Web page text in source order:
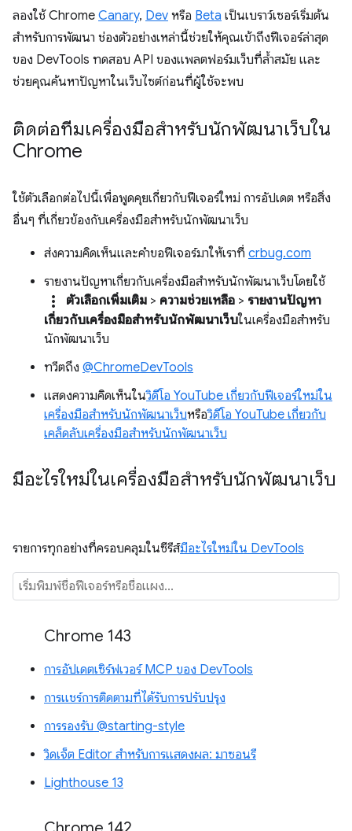
ลองใช้ Chrome Canary, Dev หรือ Beta เป็นเบราว์เซอร์เริ่มต้น
สำหรับการพัฒนา ช่องตัวอย่างเหล่านี้ช่วยให้คุณเข้าถึงฟีเจอร์ล่าสุด
ของ DevTools ทดสอบ API ของแพลตฟอร์มเว็บที่ล้ำสมัย และ
ช่วยคุณค้นหาปัญหาในเว็บไซต์ก่อนที่ผู้ใช้จะพบ
ติดต่อทีมเครื่องมือสำหรับนักพัฒนาเว็บใน
Chrome
ใช้ตัวเลือกต่อไปนี้เพื่อพูดคุยเกี่ยวกับฟีเจอร์ใหม่ การอัปเดต หรือสิ่ง
อื่นๆ ที่เกี่ยวข้องกับเครื่องมือสำหรับนักพัฒนาเว็บ
ส่งความคิดเห็นและคำขอฟีเจอร์มาให้เราที่ crbug.com
รายงานปัญหาเกี่ยวกับเครื่องมือสำหรับนักพัฒนาเว็บโดยใช้
more_vert ตัวเลือกเพิ่มเติม > ความช่วยเหลือ > รายงานปัญหา
เกี่ยวกับเครื่องมือสำหรับนักพัฒนาเว็บในเครื่องมือสำหรับ
นักพัฒนาเว็บ
ทวีตถึง @ChromeDevTools
แสดงความคิดเห็นในวิดีโอ YouTube เกี่ยวกับฟีเจอร์ใหม่ใน
เครื่องมือสำหรับนักพัฒนาเว็บหรือวิดีโอ YouTube เกี่ยวกับ
เคล็ดลับเครื่องมือสำหรับนักพัฒนาเว็บ
มีอะไรใหม่ในเครื่องมือสำหรับนักพัฒนาเว็บ
รายการทุกอย่างที่ครอบคลุมในซีรีส์มีอะไรใหม่ใน DevTools
Chrome 143
การอัปเดตเซิร์ฟเวอร์ MCP ของ DevTools
การแชร์การติดตามที่ได้รับการปรับปรุง
การรองรับ @starting-style
วิดเจ็ต Editor สำหรับการแสดงผล: มาซอนรี
Lighthouse 13